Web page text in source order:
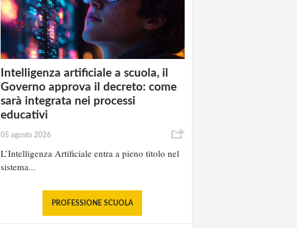
Intelligenza artificiale a scuola, il
Governo approva il decreto: come
sarà integrata nei processi
educativi
05 agosto 2026
L’Intelligenza Artificiale entra a pieno titolo nel
sistema...
PROFESSIONE SCUOLA